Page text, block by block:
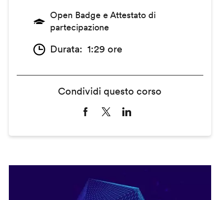
Open Badge e Attestato di
partecipazione
Durata 1:29 ore
Condividi questo corso